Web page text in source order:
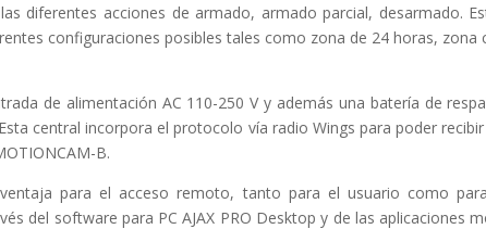
diferentes acciones de armado, armado parcial, desarmado.
configuraciones posibles tales como zona de 24 horas, zona
de alimentación AC 110-250 V y además una batería de
central incorpora el protocolo vía radio Wings para poder recibir
B.
para el acceso remoto, tanto para el usuario como
del software para PC AJAX PRO Desktop y de las aplicaciones